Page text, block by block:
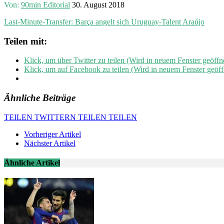
Von: 90min Editorial 30. August 2018
Last-Minute-Transfer: Barça angelt sich Uruguay-Talent Araújo
Teilen mit:
Klick, um über Twitter zu teilen (Wird in neuem Fenster
Klick, um auf Facebook zu teilen (Wird in neuem Fenster
Ähnliche Beiträge
TEILEN TWITTERN TEILEN TEILEN
Vorheriger Artikel
Nächster Artikel
Ähnliche Artikel